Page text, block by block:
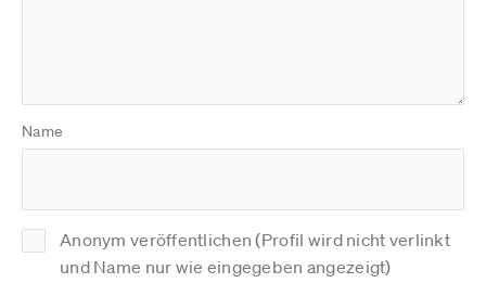
Name
Anonym veröffentlichen (Profil wird nicht verlinkt
und Name nur wie eingegeben angezeigt)